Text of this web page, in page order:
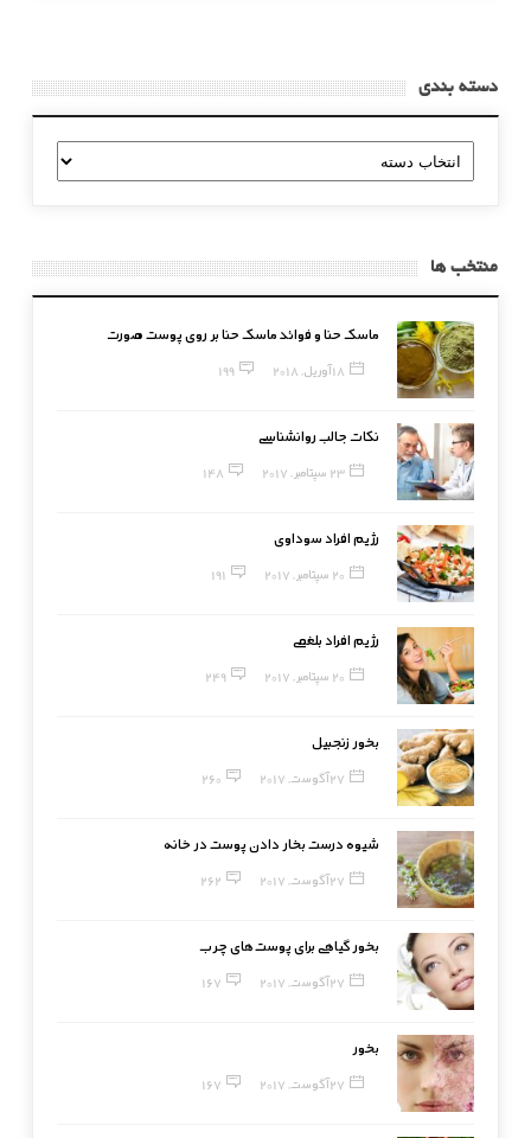
دسته بندی
دسته
بندی
منتخب ها
ماسک حنا و فوائد ماسک حنا بر روی پوست صورت
18 آوریل, 2018 199
نکات جالب روانشناسی
23 سپتامبر, 2017 148
رژیم افراد سوداوی
20 سپتامبر, 2017 191
رژیم افراد بلغمی
20 سپتامبر, 2017 249
بخور زنجبیل
27 آگوست, 2017 260
شیوه درست بخار دادن پوست در خانه
27 آگوست, 2017 262
بخور گیاهی برای پوست‌های چرب
27 آگوست, 2017 167
بخور
27 آگوست, 2017 167